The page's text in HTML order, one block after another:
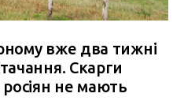
вже два тижні
Скарги
не мають